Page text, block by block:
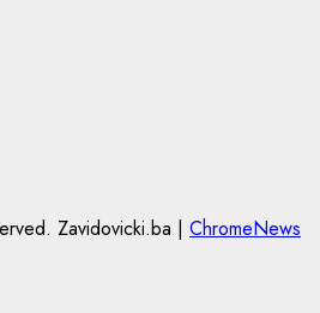
Zavidovicki.ba | ChromeNews